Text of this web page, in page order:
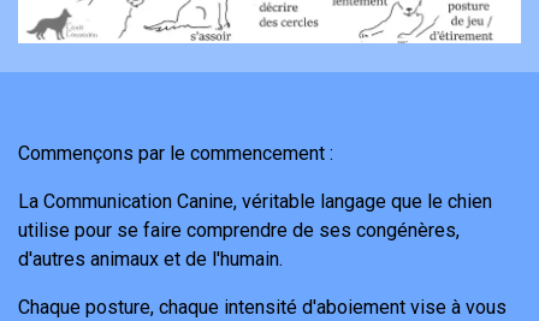
Commençons par le commencement :
La Communication Canine, véritable langage que le chien
utilise pour se faire comprendre de ses congénères,
d'autres animaux et de l'humain.
Chaque posture, chaque intensité d'aboiement vise à vous